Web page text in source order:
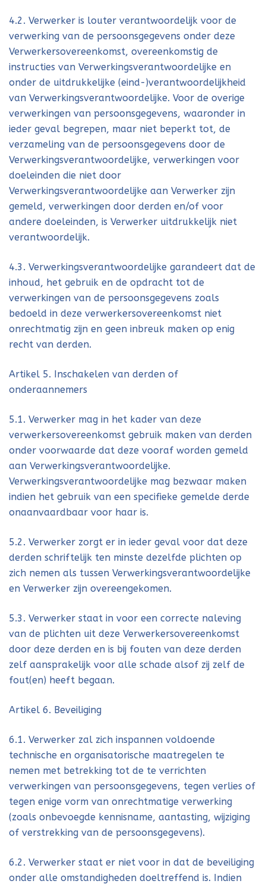
4.2. Verwerker is louter verantwoordelijk voor de
verwerking van de persoonsgegevens onder deze
Verwerkersovereenkomst, overeenkomstig de
instructies van Verwerkingsverantwoordelijke en
onder de uitdrukkelijke (eind-)verantwoordelijkheid
van Verwerkingsverantwoordelijke. Voor de overige
verwerkingen van persoonsgegevens, waaronder in
ieder geval begrepen, maar niet beperkt tot, de
verzameling van de persoonsgegevens door de
Verwerkingsverantwoordelijke, verwerkingen voor
doeleinden die niet door
Verwerkingsverantwoordelijke aan Verwerker zijn
gemeld, verwerkingen door derden en/of voor
andere doeleinden, is Verwerker uitdrukkelijk niet
verantwoordelijk.
4.3. Verwerkingsverantwoordelijke garandeert dat de
inhoud, het gebruik en de opdracht tot de
verwerkingen van de persoonsgegevens zoals
bedoeld in deze verwerkersovereenkomst niet
onrechtmatig zijn en geen inbreuk maken op enig
recht van derden.
Artikel 5. Inschakelen van derden of
onderaannemers
5.1. Verwerker mag in het kader van deze
verwerkersovereenkomst gebruik maken van derden
onder voorwaarde dat deze vooraf worden gemeld
aan Verwerkingsverantwoordelijke.
Verwerkingsverantwoordelijke mag bezwaar maken
indien het gebruik van een specifieke gemelde derde
onaanvaardbaar voor haar is.
5.2. Verwerker zorgt er in ieder geval voor dat deze
derden schriftelijk ten minste dezelfde plichten op
zich nemen als tussen Verwerkingsverantwoordelijke
en Verwerker zijn overeengekomen.
5.3. Verwerker staat in voor een correcte naleving
van de plichten uit deze Verwerkersovereenkomst
door deze derden en is bij fouten van deze derden
zelf aansprakelijk voor alle schade alsof zij zelf de
fout(en) heeft begaan.
Artikel 6. Beveiliging
6.1. Verwerker zal zich inspannen voldoende
technische en organisatorische maatregelen te
nemen met betrekking tot de te verrichten
verwerkingen van persoonsgegevens, tegen verlies of
tegen enige vorm van onrechtmatige verwerking
(zoals onbevoegde kennisname, aantasting, wijziging
of verstrekking van de persoonsgegevens).
6.2. Verwerker staat er niet voor in dat de beveiliging
onder alle omstandigheden doeltreffend is. Indien